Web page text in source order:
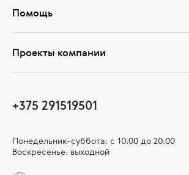
Помощь
Проекты компании
+375 291519501
Понедельник-суббота: с 10:00 до 20:00
Воскресенье: выходной